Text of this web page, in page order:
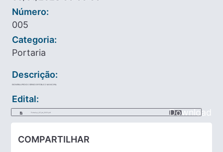
Número:
005
Categoria:
Portaria
Descrição:
EXONERA A PEDIDO SERVIDOR PÚBLICO MUNICIPAL
Edital:
Portaria_n_05_de_2023.pdf Download
COMPARTILHAR